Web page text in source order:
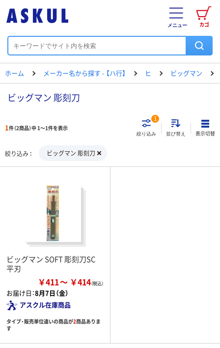
カゴ
メニュー
ホーム メーカー名から探す - 【ハ行】 ヒ ビッグマン
ビッグマン 彫刻刀
1件（2商品）中 1～1件を表示
絞り込み
1
並び替え 表示切替
絞り込み ビッグマン 彫刻刀
ビッグマン SOFT 彫刻刀SC
平刃
￥411 ￥414
お届け日：8月7日（金）
アスクル在庫商品
タイプ・販売単位違いの商品が2商品ありま
す